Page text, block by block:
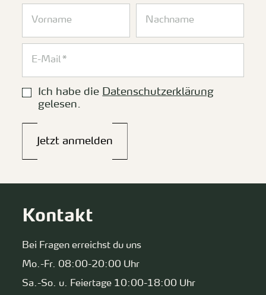
Ich habe die Datenschutzerklärung
gelesen.
Jetzt anmelden
Kontakt
Bei Fragen erreichst du uns
Mo.-Fr. 08:00-20:00 Uhr
Sa.-So. u. Feiertage 10:00-18:00 Uhr